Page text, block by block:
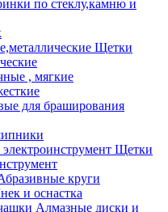
по стеклу,камню и
Щетки
, мягкие
для браширования
Щетки
круги
и оснастка
Алмазные диски и